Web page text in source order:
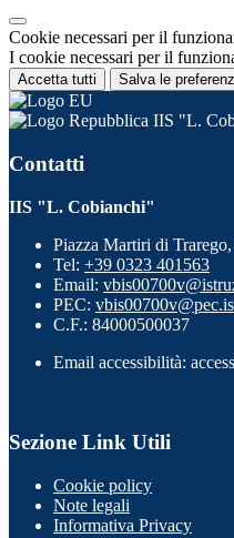
Cookie necessari per il
I cookie necessari per il
Accetta tutti Salva le
IIS "L.
Contatti
IIS "L. Cobianchi"
Piazza Martiri di
Tel: +39 0323 401563
Email:
PEC:
C.F.: 84000500037
Email accessibilità:
Sezione Link Utili
Cookie policy
Note legali
Informativa Privacy